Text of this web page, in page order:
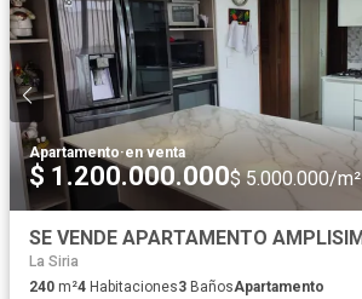
Apartamento·en venta
$ 1.200.000.000$ 5.000.000/m²
La Siria
240 m²4 Habitaciones3 BañosApartamento